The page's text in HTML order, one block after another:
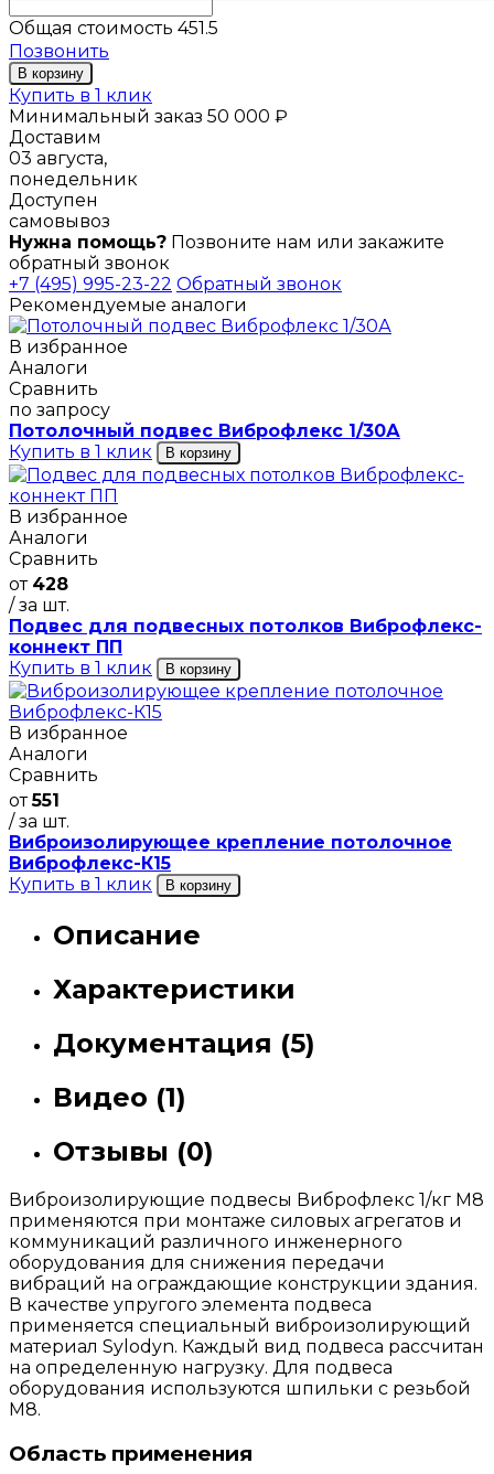
Общая стоимость 451.5
Позвонить
В корзину
Купить в 1 клик
Минимальный заказ 50 000 ₽
Доставим
03 августа,
понедельник
Доступен
самовывоз
Нужна помощь? Позвоните нам или закажите
обратный звонок
+7 (495) 995-23-22 Обратный звонок
Рекомендуемые аналоги
В избранное
Аналоги
Сравнить
по запросу
Потолочный подвес Виброфлекс 1/30А
Купить в 1 клик
В корзину
В избранное
Аналоги
Сравнить
от 428
/ за шт.
Подвес для подвесных потолков Виброфлекс-
коннект ПП
Купить в 1 клик
В корзину
В избранное
Аналоги
Сравнить
от551
/ за шт.
Виброизолирующее крепление потолочное
Виброфлекс-К15
Купить в 1 клик
В корзину
Описание
Характеристики
Документация (5)
Видео (1)
Отзывы (0)
Виброизолирующие подвесы Виброфлекс 1/кг М8
применяются при монтаже силовых агрегатов и
коммуникаций различного инженерного
оборудования для снижения передачи
вибраций на ограждающие конструкции здания.
В качестве упругого элемента подвеса
применяется специальный виброизолирующий
материал Sylodyn. Каждый вид подвеса рассчитан
на определенную нагрузку. Для подвеса
оборудования используются шпильки с резьбой
М8.
Область применения